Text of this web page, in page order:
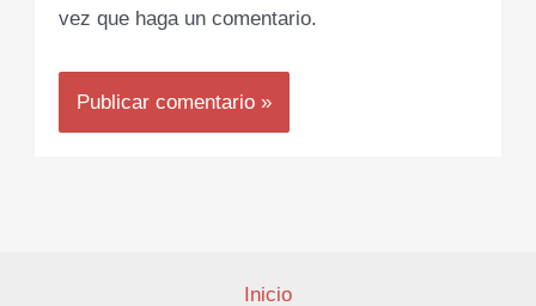
vez que haga un comentario.
Inicio